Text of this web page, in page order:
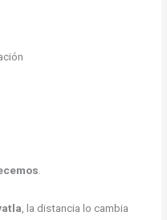
, la distancia lo cambia